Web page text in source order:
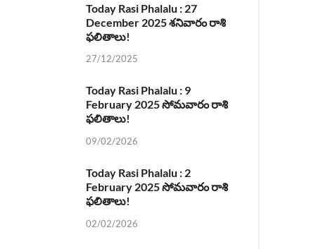
Today Rasi Phalalu : 27
December 2025 శనివారం రాశి
ఫలితాలు!
27/12/2025
Today Rasi Phalalu : 9
February 2025 సోమవారం రాశి
ఫలితాలు!
09/02/2026
Today Rasi Phalalu : 2
February 2025 సోమవారం రాశి
ఫలితాలు!
02/02/2026